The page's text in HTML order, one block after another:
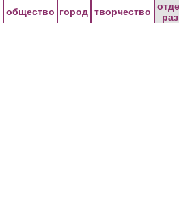
общество город творчество